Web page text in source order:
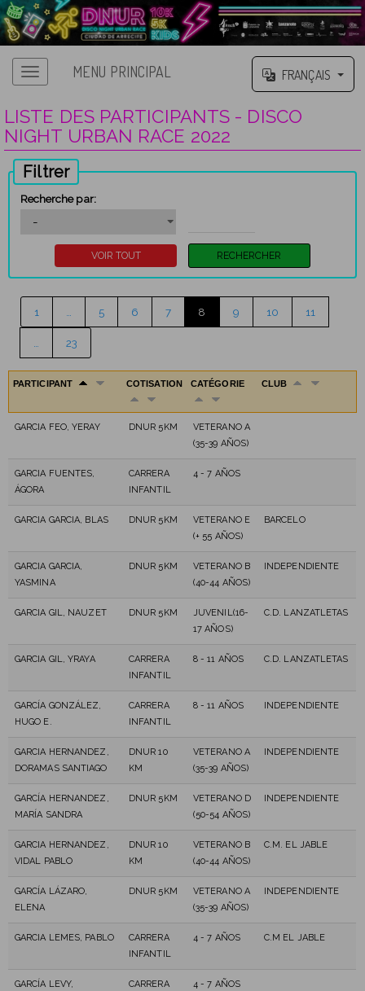
MENU PRINCIPAL FRANÇAIS
LISTE DES PARTICIPANTS - DISCO
NIGHT URBAN RACE 2022
Filtrer
Recherche par:
1 5 6 7 8 9 10 11
23
PARTICIPANT COTISATION CATÉGORIE CLUB
GARCIA FEO, YERAY DNUR 5KM
VETERANO A
(35-39 AÑOS)
GARCIA FUENTES,
ÁGORA
CARRERA
INFANTIL
4 - 7 AÑOS
GARCIA GARCIA, BLAS DNUR 5KM
VETERANO E
(+ 55 AÑOS)
BARCELO
GARCIA GARCIA,
YASMINA
DNUR 5KM
VETERANO B
(40-44 AÑOS)
INDEPENDIENTE
GARCIA GIL, NAUZET DNUR 5KM
JUVENIL(16-
17 AÑOS)
C.D. LANZATLETAS
GARCIA GIL, YRAYA
CARRERA
INFANTIL
8 - 11 AÑOS C.D. LANZATLETAS
GARCÍA GONZÁLEZ,
HUGO E.
CARRERA
INFANTIL
8 - 11 AÑOS INDEPENDIENTE
GARCIA HERNANDEZ,
DORAMAS SANTIAGO
DNUR 10
KM
VETERANO A
(35-39 AÑOS)
INDEPENDIENTE
GARCÍA HERNANDEZ,
MARÍA SANDRA
DNUR 5KM
VETERANO D
(50-54 AÑOS)
INDEPENDIENTE
GARCIA HERNANDEZ,
VIDAL PABLO
DNUR 10
KM
VETERANO B
(40-44 AÑOS)
C.M. EL JABLE
GARCÍA LÁZARO,
ELENA
DNUR 5KM
VETERANO A
(35-39 AÑOS)
INDEPENDIENTE
GARCIA LEMES, PABLO
CARRERA
INFANTIL
4 - 7 AÑOS C.M EL JABLE
GARCÍA LEVY,
CARRERA
4 - 7 AÑOS